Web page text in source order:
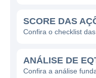
elétrico. A
concessionárias
milhões de
distribuição, a
SCORE DAS
Confira o checklist
ANÁLISE DE
Confira a análise